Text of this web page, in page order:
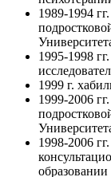
1989-1994
1995-1998
1999 г.
1999-2006
1998-2006